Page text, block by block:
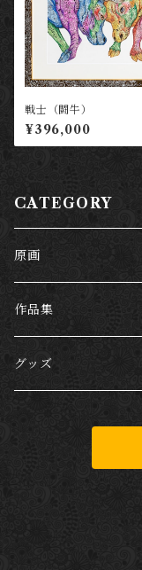
戦士（闘牛）
¥396,000
CATEGORY
原画
哺乳類
犬
爬虫類
作品集
グッズ